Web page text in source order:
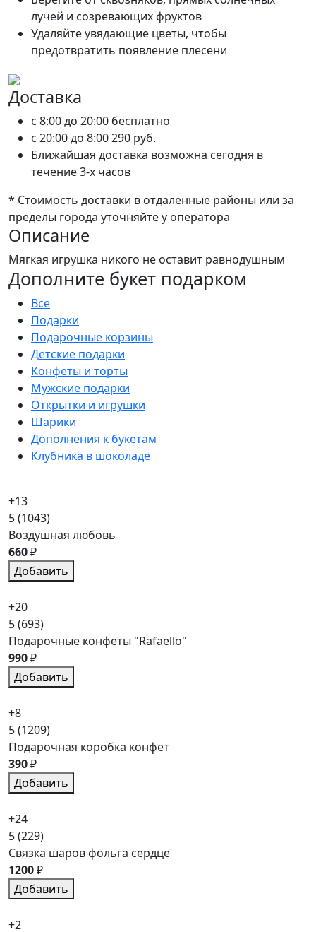
лучей и созревающих фруктов
Удаляйте увядающие цветы, чтобы
предотвратить появление плесени
Доставка
c 8:00 до 20:00 бесплатно
c 20:00 до 8:00290 руб.
Ближайшая доставка возможна сегодня в
течение 3-х часов
* Стоимость доставки в отдаленные районы или за
пределы города уточняйте у оператора
Описание
Мягкая игрушка никого не оставит равнодушным
Дополните букет подарком
Все
Подарки
Подарочные корзины
Детские подарки
Конфеты и торты
Мужские подарки
Открытки и игрушки
Шарики
Дополнения к букетам
Клубника в шоколаде
+13
5(1043)
Воздушная любовь
660₽
Добавить
+20
5(693)
Подарочные конфеты "Rafaello"
990₽
Добавить
+8
5(1209)
Подарочная коробка конфет
390₽
Добавить
+24
5(229)
Связка шаров фольга сердце
1200₽
Добавить
+2